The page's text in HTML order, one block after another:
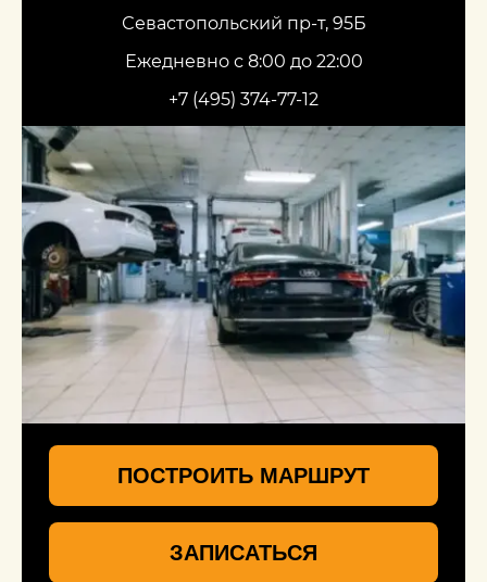
Севастопольский пр-т, 95Б
Ежедневно с 8:00 до 22:00
+7 (495) 374-77-12
ПОСТРОИТЬ МАРШРУТ
ЗАПИСАТЬСЯ